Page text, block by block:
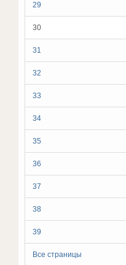
29
30
31
32
33
34
35
36
37
38
39
Все страницы